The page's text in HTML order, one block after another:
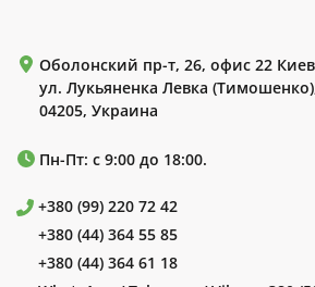
Оболонский пр-т, 26, офис 22
ул. Лукьяненка Левка
04205, Украина
Пн-Пт: с 9:00 до 18:00.
+380 (99) 220 72 42
+380 (44) 364 55 85
+380 (44) 364 61 18